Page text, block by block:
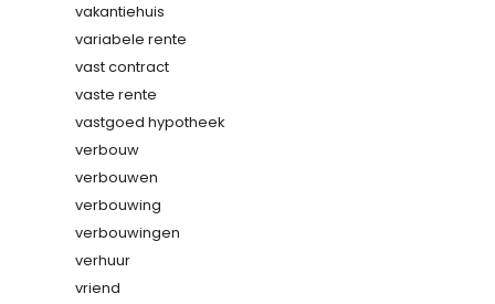
vakantiehuis
variabele rente
vast contract
vaste rente
vastgoed hypotheek
verbouw
verbouwen
verbouwing
verbouwingen
verhuur
vriend